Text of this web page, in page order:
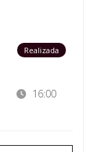
Realizada
16:00